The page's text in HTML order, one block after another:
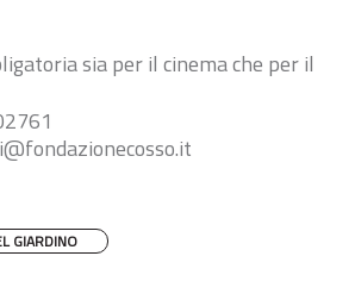
sia per il cinema che per il
GIARDINO